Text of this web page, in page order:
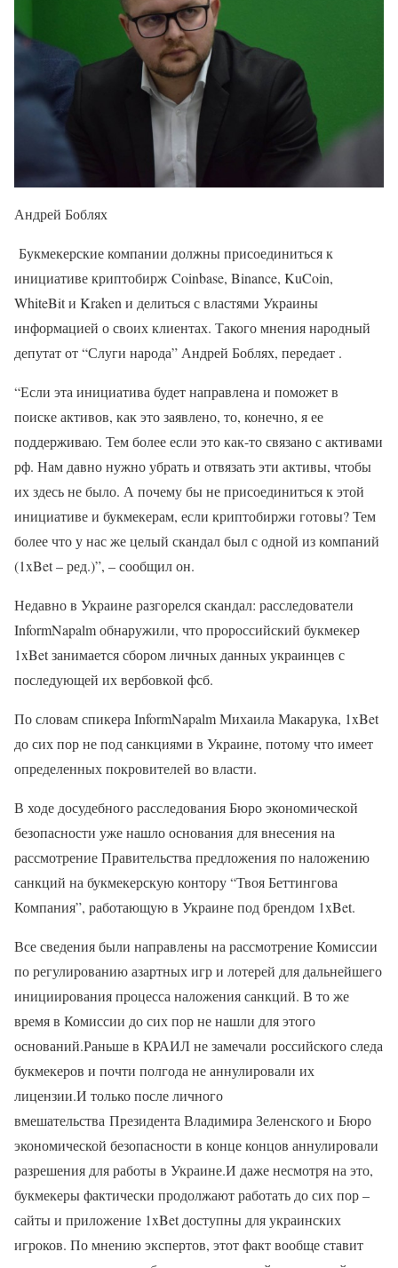
Андрей Боблях
Букмекерские компании должны присоединиться к
инициативе криптобирж Coinbase, Binance, KuCoin,
WhiteBit и Kraken и делиться с властями Украины
информацией о своих клиентах. Такого мнения народный
депутат от “Слуги народа” Андрей Боблях, передает .
“Если эта инициатива будет направлена ​​и поможет в
поиске активов, как это заявлено, то, конечно, я ее
поддерживаю. Тем более если это как-то связано с активами
рф. Нам давно нужно убрать и отвязать эти активы, чтобы
их здесь не было. А почему бы не присоединиться к этой
инициативе и букмекерам, если криптобиржи готовы? Тем
более что у нас же целый скандал был с одной из компаний
(1xBet – ред.)”, – сообщил он.
Недавно в Украине разгорелся скандал: расследователи
InformNapalm обнаружили, что пророссийский букмекер
1xBet занимается сбором личных данных украинцев с
последующей их вербовкой фсб.
По словам спикера InformNapalm Михаила Макарука, 1xBet
до сих пор не под санкциями в Украине, потому что имеет
определенных покровителей во власти.
В ходе досудебного расследования Бюро экономической
безопасности уже нашло основания для внесения на
рассмотрение Правительства предложения по наложению
санкций на букмекерскую контору “Твоя Беттингова
Компания”, работающую в Украине под брендом 1xBet.
Все сведения были направлены на рассмотрение Комиссии
по регулированию азартных игр и лотерей для дальнейшего
инициирования процесса наложения санкций. В то же
время в Комиссии до сих пор не нашли для этого
оснований.Раньше в КРАИЛ не замечали российского следа
букмекеров и почти полгода не аннулировали их
лицензии.И только после личного
вмешательства Президента Владимира Зеленского и Бюро
экономической безопасности в конце концов аннулировали
разрешения для работы в Украине.И даже несмотря на это,
букмекеры фактически продолжают работать до сих пор –
сайты и приложение 1xBet доступны для украинских
игроков. По мнению экспертов, этот факт вообще ставит